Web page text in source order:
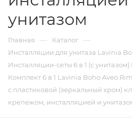
унитазом
Главная — Каталог —
Инсталляции для унитаза Lavinia
Инсталляции-сеты 6 в 1 (с
Комплект 6 в 1 Lavinia Boho Aveo
с пластиковой (зеркальный хром)
крепежом, инсталляцией и